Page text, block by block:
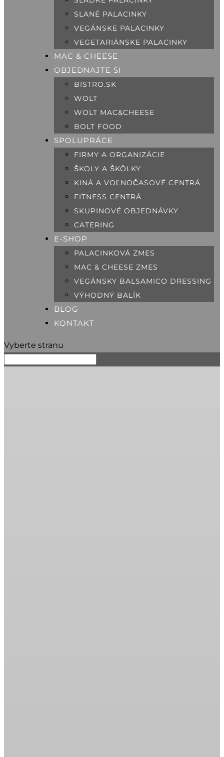
SLANÉ PALACINKY
VEGÁNSKE PALACINKY
VEGETARIÁNSKE PALACINKY
MAC & CHEESE
OBJEDNAJTE SI
BISTRO.SK
WOLT
WOLT MAC&CHEESE
BOLT FOOD
SPOLUPRÁCE
FIRMY A ORGANIZÁCIE
ŠKOLY A ŠKÔLKY
KINÁ A VOĽNOČASOVÉ CENTRÁ
FITNESS CENTRÁ
SKUPINOVÉ OBJEDNÁVKY
CATERING
E-SHOP
PALACINKOVÁ ZMES
MAC & CHEESE ZMES
VEGÁNSKY BALSAMICO DRESSING
VÝHODNÝ BALÍK
BLOG
KONTAKT
Vyberte stranu